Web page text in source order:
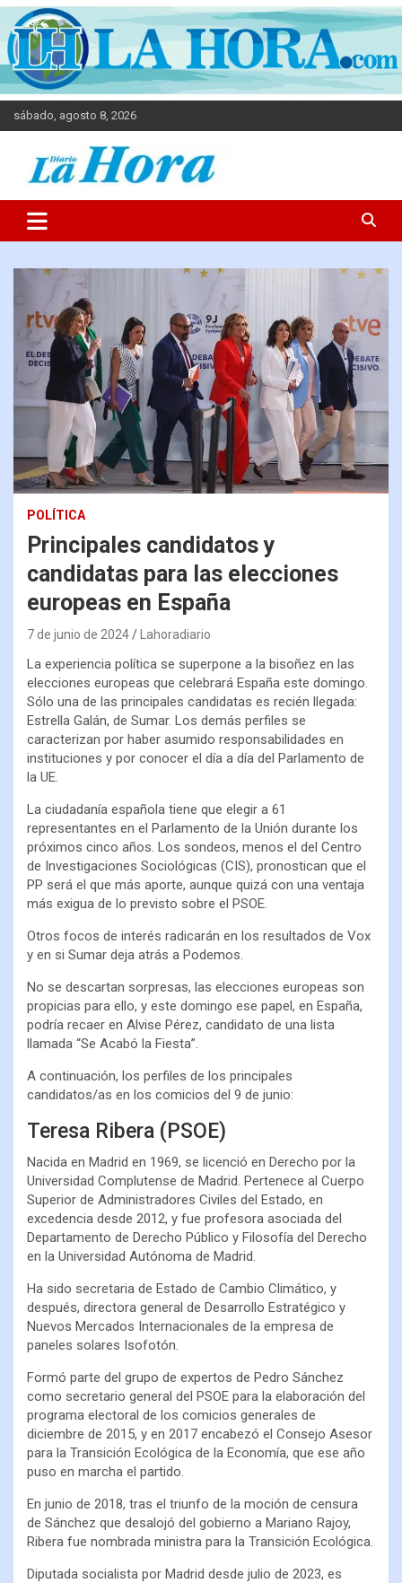
sábado, agosto 8, 2026
Diario La Hora
POLÍTICA
Principales candidatos y
candidatas para las elecciones
europeas en España
7 de junio de 2024 Lahoradiario
La experiencia política se superpone a la bisoñez en las
elecciones europeas que celebrará España este domingo.
Sólo una de las principales candidatas es recién llegada:
Estrella Galán, de Sumar. Los demás perfiles se
caracterizan por haber asumido responsabilidades en
instituciones y por conocer el día a día del Parlamento de
la UE.
La ciudadanía española tiene que elegir a 61
representantes en el Parlamento de la Unión durante los
próximos cinco años. Los sondeos, menos el del Centro
de Investigaciones Sociológicas (CIS), pronostican que el
PP será el que más aporte, aunque quizá con una ventaja
más exigua de lo previsto sobre el PSOE.
Otros focos de interés radicarán en los resultados de Vox
y en si Sumar deja atrás a Podemos.
No se descartan sorpresas, las elecciones europeas son
propicias para ello, y este domingo ese papel, en España,
podría recaer en Alvise Pérez, candidato de una lista
llamada “Se Acabó la Fiesta”.
A continuación, los perfiles de los principales
candidatos/as en los comicios del 9 de junio:
Teresa Ribera (PSOE)
Nacida en Madrid en 1969, se licenció en Derecho por la
Universidad Complutense de Madrid. Pertenece al Cuerpo
Superior de Administradores Civiles del Estado, en
excedencia desde 2012, y fue profesora asociada del
Departamento de Derecho Público y Filosofía del Derecho
en la Universidad Autónoma de Madrid.
Ha sido secretaria de Estado de Cambio Climático, y
después, directora general de Desarrollo Estratégico y
Nuevos Mercados Internacionales de la empresa de
paneles solares Isofotón.
Formó parte del grupo de expertos de Pedro Sánchez
como secretario general del PSOE para la elaboración del
programa electoral de los comicios generales de
diciembre de 2015, y en 2017 encabezó el Consejo Asesor
para la Transición Ecológica de la Economía, que ese año
puso en marcha el partido.
En junio de 2018, tras el triunfo de la moción de censura
de Sánchez que desalojó del gobierno a Mariano Rajoy,
Ribera fue nombrada ministra para la Transición Ecológica.
Diputada socialista por Madrid desde julio de 2023, es